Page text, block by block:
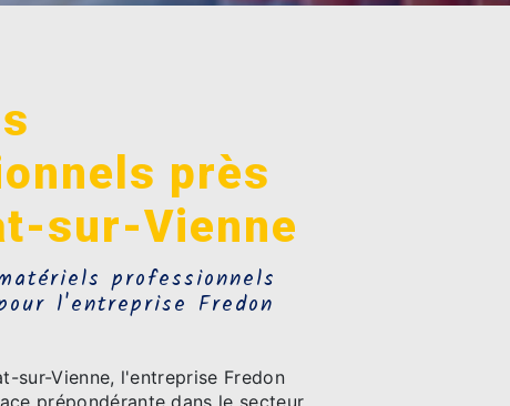
près
sur-Vienne
professionnels
l'entreprise Fredon
sur-Vienne, l'entreprise Fredon